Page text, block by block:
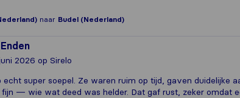
naar Budel (Nederland)
2026 op Sirelo
super soepel. Ze waren ruim op tijd, gaven duidelijke
— wie wat deed was helder. Dat gaf rust, zeker omdat